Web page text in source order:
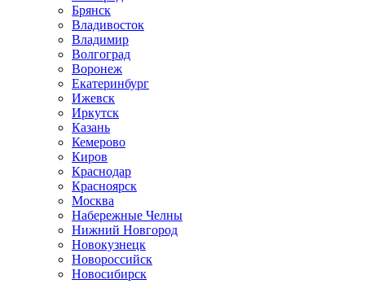
Брянск
Владивосток
Владимир
Волгоград
Воронеж
Екатеринбург
Ижевск
Иркутск
Казань
Кемерово
Киров
Краснодар
Красноярск
Москва
Набережные Челны
Нижний Новгород
Новокузнецк
Новороссийск
Новосибирск